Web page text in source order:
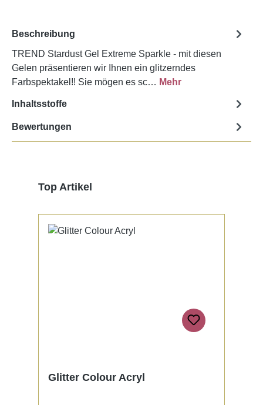
Beschreibung
TREND Stardust Gel Extreme Sparkle - mit diesen
Gelen präsentieren wir Ihnen ein glitzerndes
Farbspektakel!! Sie mögen es sc… Mehr
Inhaltsstoffe
Bewertungen
Produktgalerie überspringen
Top Artikel
Glitter Colour Acryl